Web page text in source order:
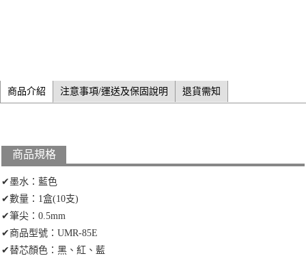
商品介紹 注意事項/運送及保固說明 退貨需知
商品規格
✔墨水：藍色
✔數量：1盒(10支)
✔筆尖：0.5mm
✔商品型號：UMR-85E
✔替芯顏色：黑、紅、藍